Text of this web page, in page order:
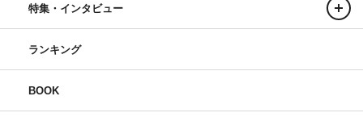
特集・インタビュー
ランキング
BOOK